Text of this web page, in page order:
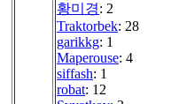
황미경: 2
Traktorbek: 28
garikkg: 1
Maperouse: 4
siffash: 1
robat: 12